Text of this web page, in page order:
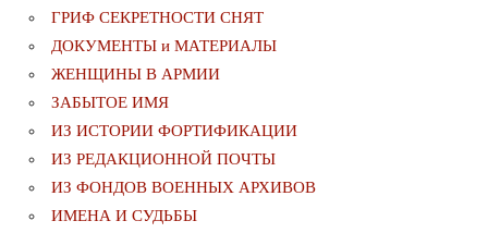
ГРИФ СЕКРЕТНОСТИ СНЯТ
ДОКУМЕНТЫ и МАТЕРИАЛЫ
ЖЕНЩИНЫ В АРМИИ
ЗАБЫТОЕ ИМЯ
ИЗ ИСТОРИИ ФОРТИФИКАЦИИ
ИЗ РЕДАКЦИОННОЙ ПОЧТЫ
ИЗ ФОНДОВ ВОЕННЫХ АРХИВОВ
ИМЕНА И СУДЬБЫ